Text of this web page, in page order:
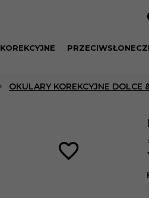
KOREKCYJNE
OKULARY KOREKCYJNE